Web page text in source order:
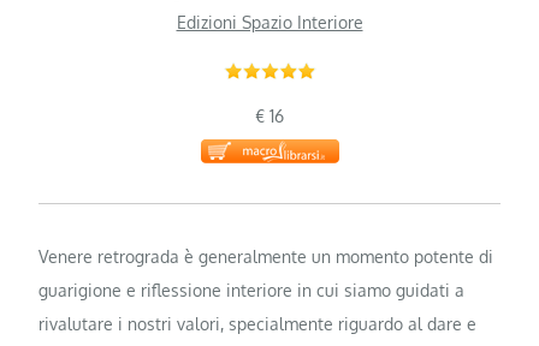
Edizioni Spazio Interiore
€ 16
Venere retrograda è generalmente un momento potente di
guarigione e riflessione interiore in cui siamo guidati a
rivalutare i nostri valori, specialmente riguardo al dare e